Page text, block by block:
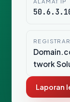
REGISTRAR
twork
Laporan